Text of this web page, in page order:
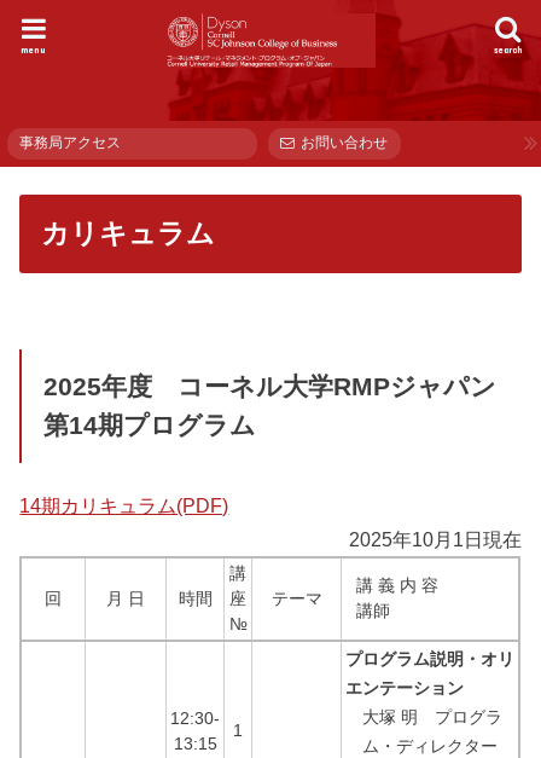
search
menu
事務局アクセス お問い合わせ
カリキュラム
2025年度 コーネル大学RMPジャパン
第14期プログラム
14期カリキュラム(PDF)
2025年10月1日現在
回 月 日 時間
講
座
№
テーマ
講 義 内 容
講師
12:30-
13:15
1
プログラム説明・オリ
エンテーション
大塚 明 プログラ
ム・ディレクター